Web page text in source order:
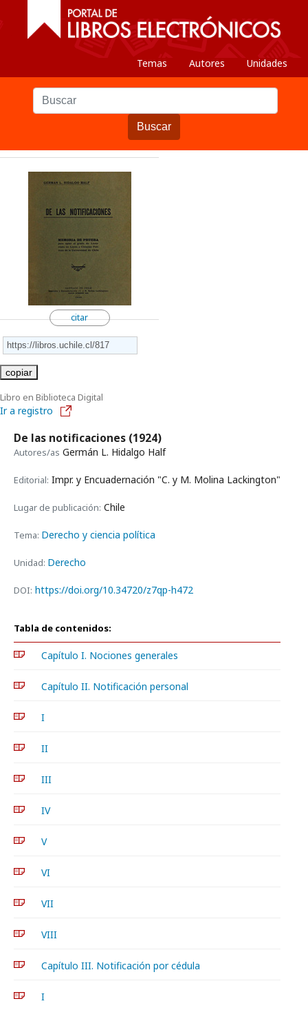
Temas Autores Unidades
Buscar
citar
copiar
Libro en Biblioteca Digital
Ir a registro
De las notificaciones (1924)
Autores/as Germán L. Hidalgo Half
Editorial: Impr. y Encuadernación "C. y M. Molina Lackington"
Lugar de publicación: Chile
Tema: Derecho y ciencia política
Unidad: Derecho
DOI: https://doi.org/10.34720/z7qp-h472
Tabla de contenidos:
Capítulo I. Nociones generales
Capítulo II. Notificación personal
I
II
III
IV
V
VI
VII
VIII
Capítulo III. Notificación por cédula
I